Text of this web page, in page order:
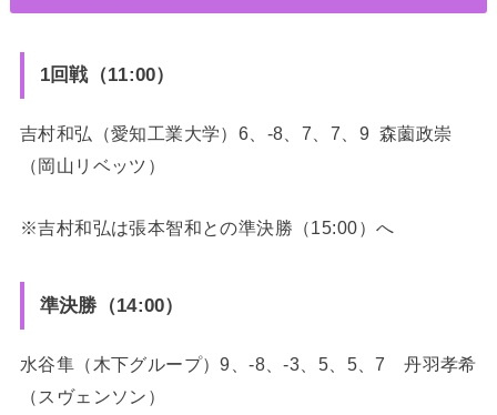
1回戦（11:00）
吉村和弘（愛知工業大学）6、-8、7、7、9 森薗政崇
（岡山リベッツ）
※吉村和弘は張本智和との準決勝（15:00）へ
準決勝（14:00）
水谷隼（木下グループ）9、-8、-3、5、5、7 丹羽孝希
（スヴェンソン）